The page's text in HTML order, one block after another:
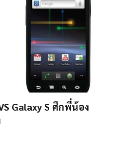
Galaxy S ศึกพี่น้อง